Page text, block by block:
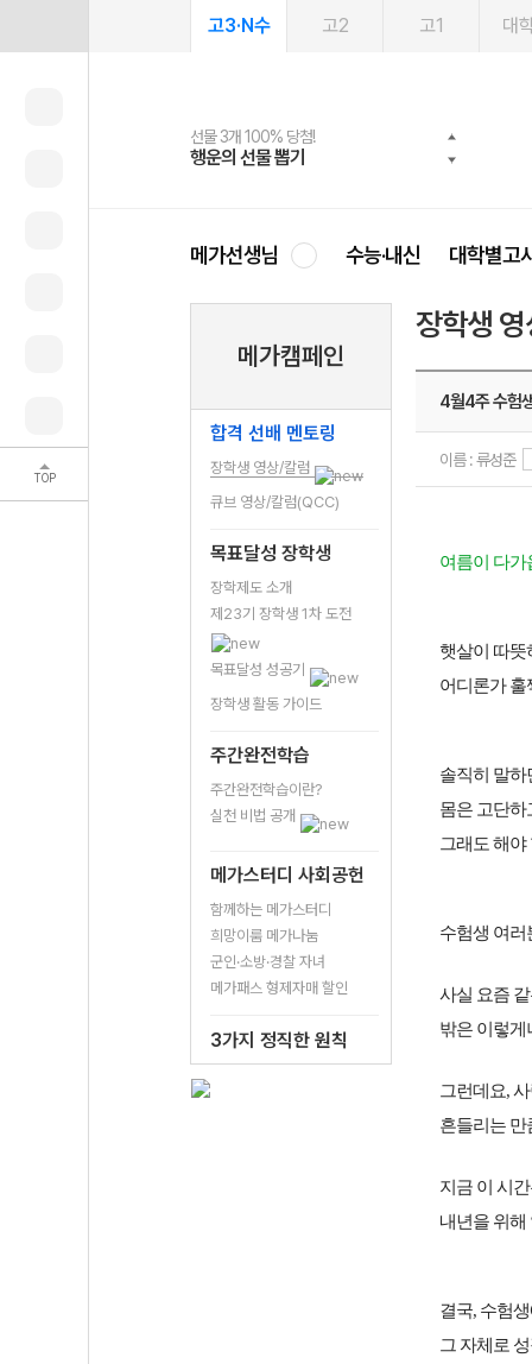
TOP
고3·N수 고2 고1 대
선물 3개 100% 당첨!
행운의 선물 뽑기
선물 100% 증정!
메가스터디 X 올리브
2027 러셀 단과
강사 공개선발
스마트러닝앱
설문 EVENT
메가패스
3일 무료 체험권
메가패스 수강생 무료혜택!
메가클럽 멤버십
사회공헌 캠페인
희망이룸 메가나눔
메가선생님 수능·내신 대학별고
메가캠페인
합격 선배 멘토링
장학생 영상/칼럼
큐브 영상/칼럼(QCC)
목표달성 장학생
장학제도 소개
제23기 장학생 1차 도전
목표달성 성공기
장학생 활동 가이드
주간완전학습
주간완전학습이란?
실천 비법 공개
메가스터디 사회공헌
함께하는 메가스터디
희망이룸 메가나눔
군인·소방·경찰 자녀
메가패스 형제자매 할인
3가지 정직한 원칙
장학생
4월4주 수험
이름 : 류성준
여름이 다가
햇살이 따뜻
어디론가 훌
솔직히 말하
몸은 고단하
그래도 해야
수험생 여러
사실 요즘
밖은 이렇게
그런데요,
흔들리는 만
지금 이 시
내년을 위해
결국, 수험
그 자체로